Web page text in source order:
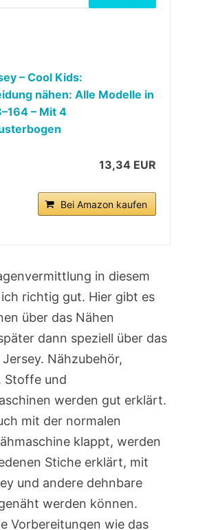
– Cool Kids:
nähen: Alle Modelle in
– Mit 4
13,34 EUR
Bei Amazon kaufen
in diesem
richtig gut. Hier gibt es
über das Nähen
dann speziell über das
Nähzubehör,
Stoffe und
werden gut erklärt.
mit der normalen
klappt, werden
Stiche erklärt, mit
und andere dehnbare
werden können.
Vorbereitungen wie das